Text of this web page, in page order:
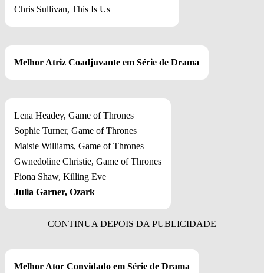
Chris Sullivan, This Is Us
Melhor Atriz Coadjuvante em Série de Drama
Lena Headey, Game of Thrones
Sophie Turner, Game of Thrones
Maisie Williams, Game of Thrones
Gwnedoline Christie, Game of Thrones
Fiona Shaw, Killing Eve
Julia Garner, Ozark
Melhor Ator Convidado em Série de Drama